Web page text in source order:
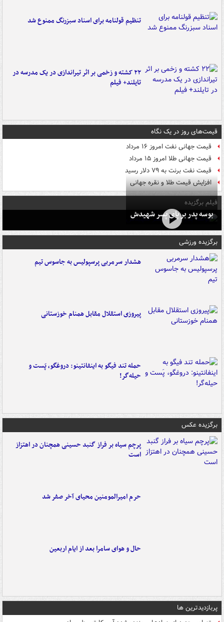
تنظیم قولنامه برای اسناد سبزرنگ ممنوع شد
۲۲ کشته و زخمی بر اثر تیراندازی در یک مدرسه در
تایلند+ فیلم
قیمت‌های روز در یک نگاه
قیمت جهانی نفت امروز ۱۶ مرداد
قیمت جهانی طلا امروز ۱۵ مرداد
قیمت نفت برنت به ۷۹ دلار رسید
افزایش قیمت طلا و نقره جهانی
فیلم برگزیده
بوسه‌ پدر بر پای پسر شهیدش
برگزیده ورزشی
هشدار سرمربی پرسپولیس به جاسوس تیم
پیروزی استقلال مقابل همنام خوزستانی
حمله تند فیگو به اینفانتینو: دروغگو، پَست‌ و
حیله‌گر!
برگزیده عکس
پرچم سیاه بر فراز گنبد حسینی همچنان در اهتزاز
است
حرم امیرالمومنین محیای آخر صفر شد
حال و هوای سامرا بعد از ایام اربعین
پربازدیدترین ها